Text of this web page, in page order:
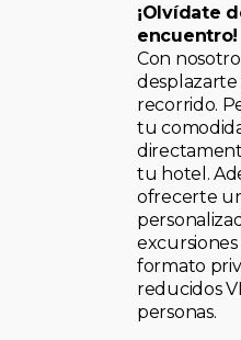
¡Olvídate
encuentro!
Con
desplazarte
recorrido.
tu
tu hotel.
ofrecerte
excursiones
formato
reducidos
personas.